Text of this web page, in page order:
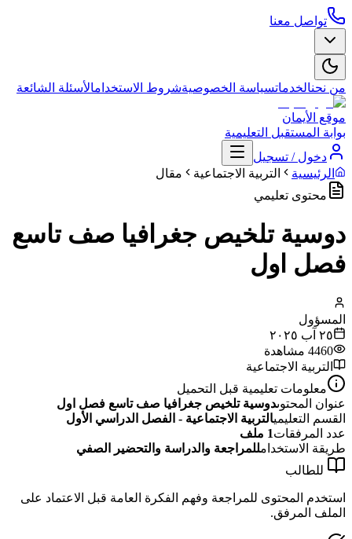
تواصل معنا
من نحنالخدماتسياسة الخصوصيةشروط الاستخدامالأسئلة الشائعة
موقع الأيمان
بوابة المستقبل التعليمية
دخول / تسجيل
الرئيسية
التربية الاجتماعية
مقال
محتوى تعليمي
دوسية تلخيص جغرافيا صف تاسع
فصل اول
المسؤول
٢٥ آب ٢٠٢٥
4460 مشاهدة
التربية الاجتماعية
معلومات تعليمية قبل التحميل
عنوان المحتوىدوسية تلخيص جغرافيا صف تاسع فصل اول
القسم التعليميالتربية الاجتماعية - الفصل الدراسي الأول
عدد المرفقات1 ملف
طريقة الاستخدامللمراجعة والدراسة والتحضير الصفي
للطالب
استخدم المحتوى للمراجعة وفهم الفكرة العامة قبل الاعتماد على
الملف المرفق.